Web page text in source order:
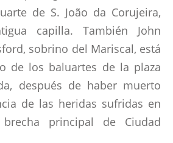
de S. João da Corujeira,
capilla. También John
sobrino del Mariscal, está
de los baluartes de la plaza
después de haber muerto
de las heridas sufridas en
principal de Ciudad